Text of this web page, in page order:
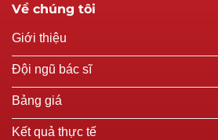
Về chúng tôi
Giới thiệu
Đội ngũ bác sĩ
Bảng giá
Kết quả thực tế